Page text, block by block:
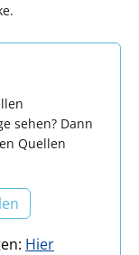
sehen? Dann
Quellen
Hier